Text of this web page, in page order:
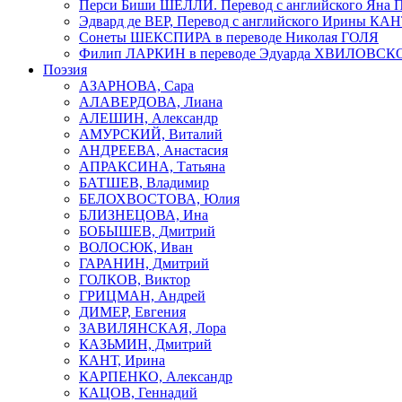
Перси Биши ШЕЛЛИ. Перевод с английского
Эдвард де ВЕР, Перевод с английского Ирины
Сонеты ШЕКСПИРА в переводе Николая ГОЛЯ
Филип ЛАРКИН в переводе Эдуарда
Поэзия
АЗАРНОВА, Сара
АЛАВЕРДОВА, Лиана
АЛЕШИН, Александр
АМУРСКИЙ, Виталий
АНДРЕЕВА, Анастасия
АПРАКСИНА, Татьяна
БАТШЕВ, Владимир
БЕЛОХВОСТОВА, Юлия
БЛИЗНЕЦОВА, Ина
БОБЫШЕВ, Дмитрий
ВОЛОСЮК, Иван
ГАРАНИН, Дмитрий
ГОЛКОВ, Виктор
ГРИЦМАН, Андрей
ДИМЕР, Евгения
ЗАВИЛЯНСКАЯ, Лора
КАЗЬМИН, Дмитрий
КАНТ, Ирина
КАРПЕНКО, Александр
КАЦОВ, Геннадий